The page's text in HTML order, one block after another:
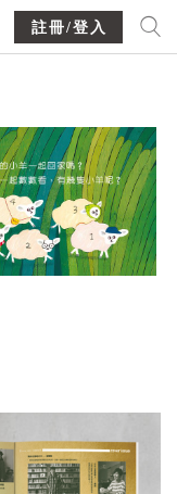
註冊/登入